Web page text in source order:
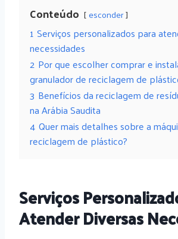
Conteúdo esconder
1 Serviços personalizados para
necessidades
2 Por que escolher comprar e
granulador de reciclagem de
3 Benefícios da reciclagem de
na Arábia Saudita
4 Quer mais detalhes sobre a
reciclagem de plástico?
Serviços
Atender Diversas